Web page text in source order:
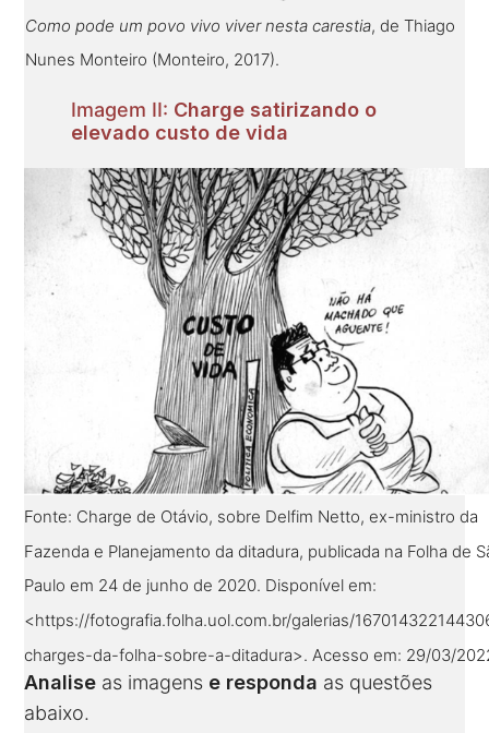
Como pode um povo vivo viver nesta carestia, de Thiago
Nunes Monteiro (Monteiro, 2017).
Imagem II: Charge satirizando o
elevado custo de vida
Fonte: Charge de Otávio, sobre Delfim Netto, ex-ministro da
Fazenda e Planejamento da ditadura, publicada na Folha de
Paulo em 24 de junho de 2020. Disponível em:
<https://fotografia.folha.uol.com.br/galerias/
charges-da-folha-sobre-a-ditadura>. Acesso em: 29/03/
Analise as imagens e responda as questões
abaixo.